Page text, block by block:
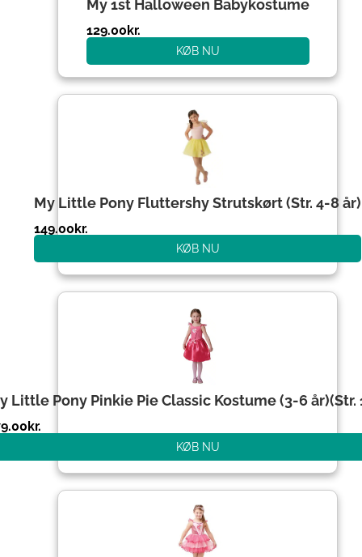
My 1st Halloween Babykostume
129.00kr.
KØB NU
My Little Pony Fluttershy Strutskørt (Str. 4-8 år)
149.00kr.
KØB NU
Little Pony Pinkie Pie Classic Kostume (3-6
kr.
KØB NU